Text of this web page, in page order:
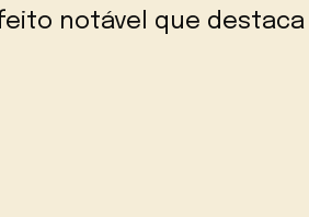
notável que destaca